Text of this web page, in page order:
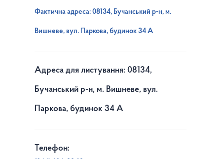
Фактична адреса: 08134, Бучанський р-н, м.
Вишневе, вул. Паркова, будинок 34 А
Адреса для листування: 08134,
Бучанський р-н, м. Вишневе, вул.
Паркова, будинок 34 А
Телефон: